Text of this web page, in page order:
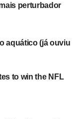
perturbador
aquático (já ouviu
to win the NFL